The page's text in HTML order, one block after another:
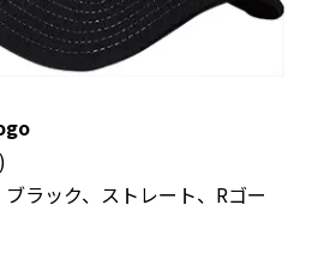
ラック、ストレート、Rゴー